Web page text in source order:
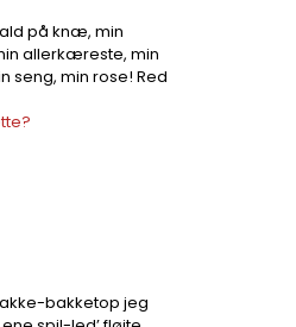
på knæ, min
allerkæreste, min
seng, min rose! Red
bakketop jeg